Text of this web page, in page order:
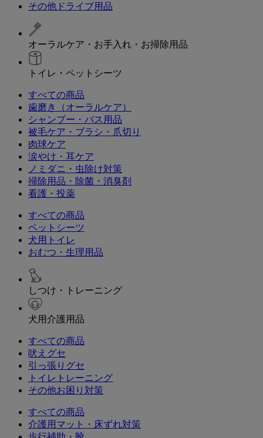
その他ドライブ用品
オーラルケア・お手入れ・お掃除用品
トイレ・ペットシーツ
すべての商品
歯磨き（オーラルケア）
シャンプー・バス用品
被毛ケア・ブラシ・爪切り
肉球ケア
涙やけ・耳ケア
ノミダニ・虫除け対策
掃除用品・除菌・消臭剤
看護・投薬
すべての商品
ペットシーツ
犬用トイレ
おむつ・生理用品
しつけ・トレーニング
犬用介護用品
すべての商品
吠えグセ
引っ張りグセ
トイレトレーニング
その他お困り対策
すべての商品
介護用マット・床ずれ対策